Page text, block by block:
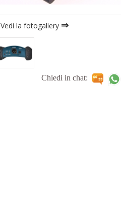
Vedi la fotogallery ⇒
Chiedi in chat: